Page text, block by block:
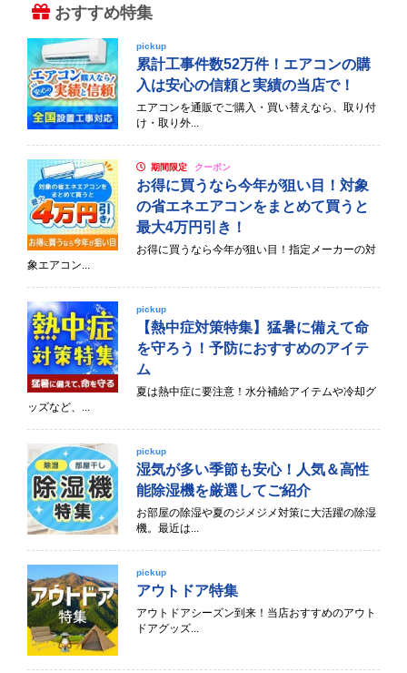
おすすめ特集
pickup
累計工事件数52万件！エアコンの購
入は安心の信頼と実績の当店で！
エアコンを通販でご購入・買い替えなら、取り付
け・取り外...
期間限定 クーポン
お得に買うなら今年が狙い目！対象
の省エネエアコンをまとめて買うと
最大4万円引き！
お得に買うなら今年が狙い目！指定メーカーの対
象エアコン...
pickup
【熱中症対策特集】猛暑に備えて命
を守ろう！予防におすすめのアイテ
ム
夏は熱中症に要注意！水分補給アイテムや冷却グ
ッズなど、...
pickup
湿気が多い季節も安心！人気＆高性
能除湿機を厳選してご紹介
お部屋の除湿や夏のジメジメ対策に大活躍の除湿
機。最近は...
pickup
アウトドア特集
アウトドアシーズン到来！当店おすすめのアウト
ドアグッズ...